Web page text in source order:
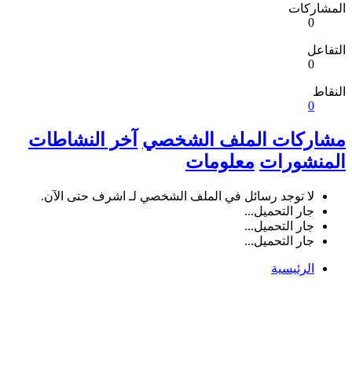
المشاركات
0
التفاعل
0
النقاط
0
مشاركات الملف الشخصي آخر النشاطات
المنشورات معلومات
لا توجد رسائل في الملف الشخصي لـ اشرف حتى الآن.
جار التحميل...
جار التحميل...
جار التحميل...
الرئيسية